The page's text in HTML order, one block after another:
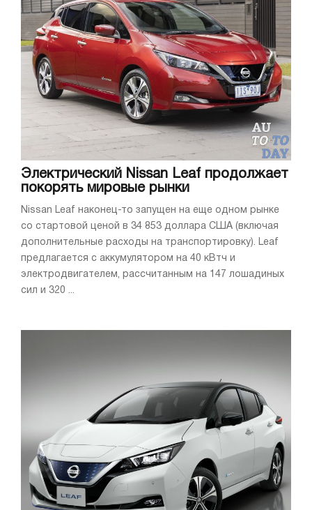
Электрический Nissan Leaf продолжает
покорять мировые рынки
Nissan Leaf наконец-то запущен на еще одном рынке
со стартовой ценой в 34 853 доллара США (включая
дополнительные расходы на транспортировку). Leaf
предлагается с аккумулятором на 40 кВтч и
электродвигателем, рассчитанным на 147 лошадиных
сил и 320 ...